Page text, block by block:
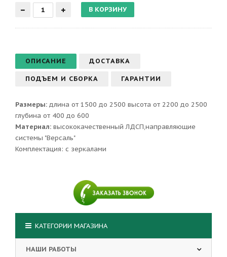
ОПИСАНИЕ ДОСТАВКА
ПОДЪЕМ И СБОРКА ГАРАНТИИ
Размеры: длина от 1500 до 2500 высота от 2200 до 2500
глубина от 400 до 600
Материал: высококачественный ЛДСП,направляющие
системы "Версаль"
Комплектация: с зеркалами
КАТЕГОРИИ МАГАЗИНА
НАШИ РАБОТЫ